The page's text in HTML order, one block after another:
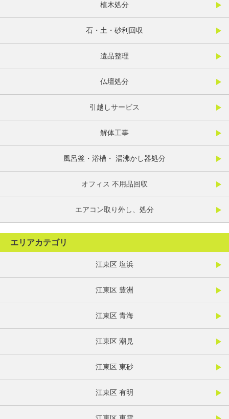
植木処分
石・土・砂利回収
遺品整理
仏壇処分
引越しサービス
解体工事
風呂釜・浴槽・ 湯沸かし器処分
オフィス 不用品回収
エアコン取り外し、処分
エリアカテゴリ
江東区 塩浜
江東区 豊洲
江東区 青海
江東区 潮見
江東区 東砂
江東区 有明